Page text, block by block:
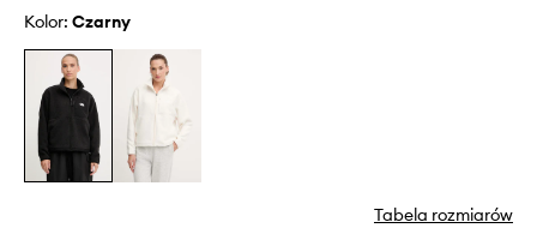
Kolor: czarny
Tabela rozmiarów